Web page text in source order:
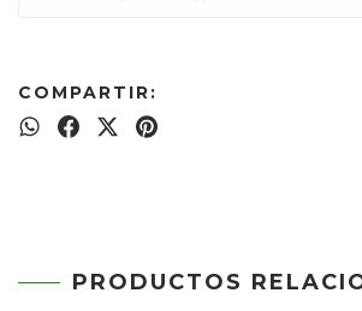
COMPARTIR:
PRODUCTOS